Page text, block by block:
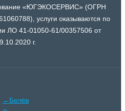
«ЮГЭКОСЕРВИС» (ОГРН
услуги оказываются по
ЛО 41-01050-61/00357506 от
г.
←Белёв